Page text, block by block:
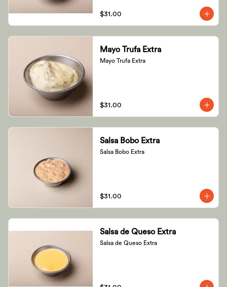
$31.00
Mayo Trufa Extra
Mayo Trufa Extra
$31.00
Salsa Bobo Extra
Salsa Bobo Extra
$31.00
Salsa de Queso Extra
Salsa de Queso Extra